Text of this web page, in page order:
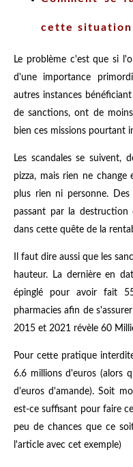
cette situation
Le problème c'est que si
d'une importance
autres instances
de sanctions, ont de
bien ces missions pourtant
Les scandales se suivent,
pizza, mais rien ne change
plus rien ni personne. Des
passant par la
dans cette quête de la
Il faut dire aussi que les
hauteur. La dernière en
épinglé pour avoir fait
pharmacies afin de
2015 et 2021 révèle 60
Pour cette pratique
6.6 millions d'euros (alors
d'euros d'amande). Soit
est-ce suffisant pour faire
peu de chances que ce
l'article avec cet exemple)